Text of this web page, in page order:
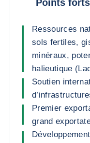
Points forts
Ressources
sols fertiles,
minéraux,
halieutique
Soutien
Premier
grand